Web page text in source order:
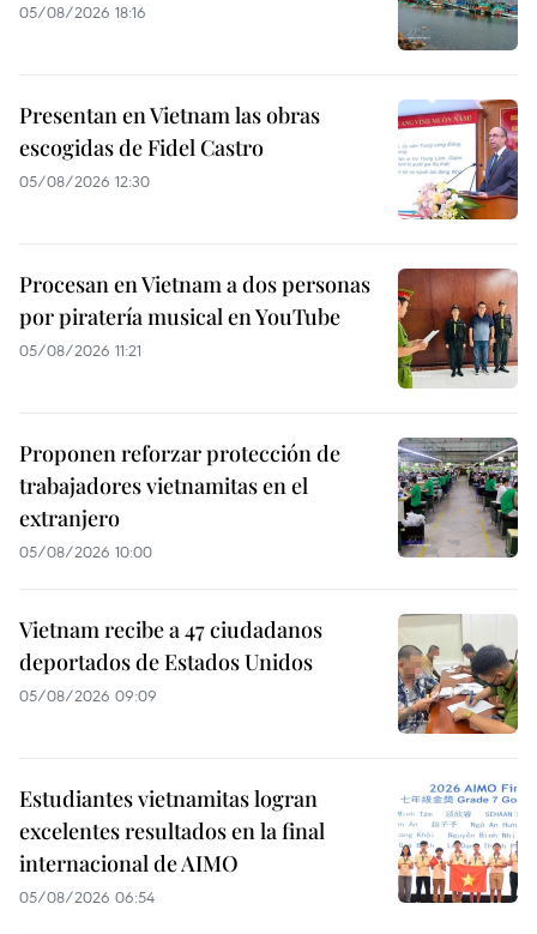
05/08/2026 18:16
Presentan en Vietnam las obras
escogidas de Fidel Castro
05/08/2026 12:30
Procesan en Vietnam a dos personas
por piratería musical en YouTube
05/08/2026 11:21
Proponen reforzar protección de
trabajadores vietnamitas en el
extranjero
05/08/2026 10:00
Vietnam recibe a 47 ciudadanos
deportados de Estados Unidos
05/08/2026 09:09
Estudiantes vietnamitas logran
excelentes resultados en la final
internacional de AIMO
05/08/2026 06:54